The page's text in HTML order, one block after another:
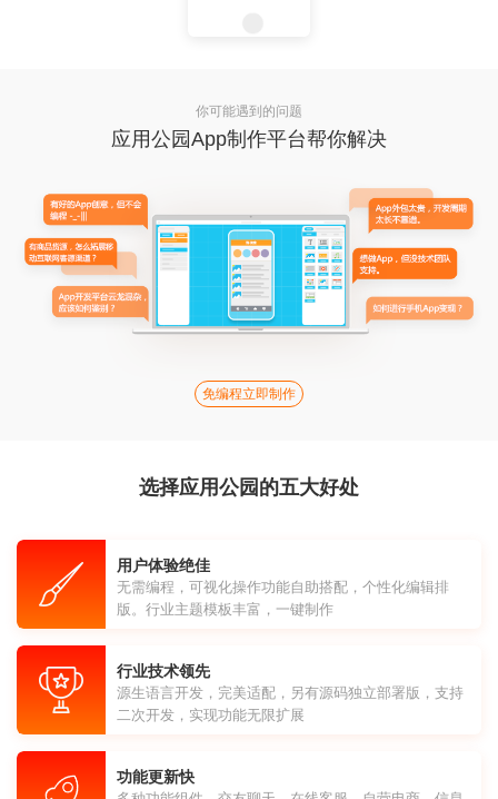
你可能遇到的问题
应用公园App制作平台帮你解决
免编程立即制作
选择应用公园的五大好处
用户体验绝佳
无需编程，可视化操作功能自助搭配，个性化编辑排
版。行业主题模板丰富，一键制作
行业技术领先
源生语言开发，完美适配，另有源码独立部署版，支持
二次开发，实现功能无限扩展
功能更新快